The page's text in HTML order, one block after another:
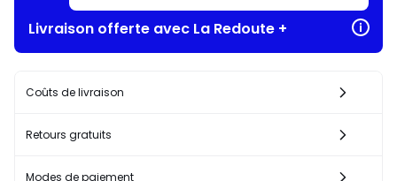
Livraison offerte avec La Redoute +
Coûts de livraison
Retours gratuits
Modes de paiement